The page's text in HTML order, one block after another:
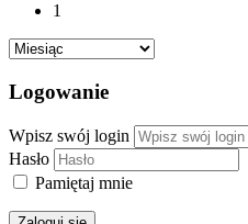
1
Logowanie
Wpisz swój login
Hasło
Pamiętaj mnie